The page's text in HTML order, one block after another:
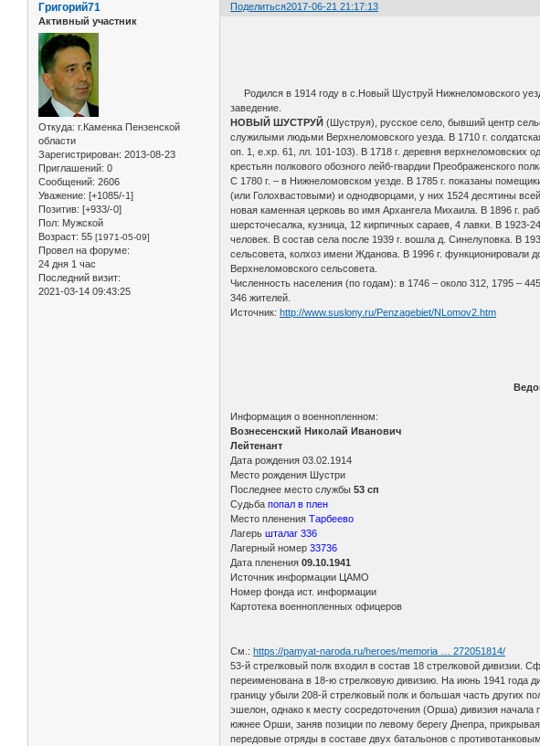
Поделиться2017-06-21 21:17:13
Григорий71
Активный участник
Откуда: г.Каменка Пензенской
области
Зарегистрирован: 2013-08-23
Приглашений: 0
Сообщений: 2606
Уважение: [+1085/-1]
Позитив: [+933/-0]
Пол: Мужской
Возраст: 55 [1971-05-09]
Провел на форуме:
24 дня 1 час
Последний визит:
2021-03-14 09:43:25
Родился в 1914 году в с.Новый Шуструй Нижнеломовского
заведение.
НОВЫЙ ШУСТРУЙ(Шуструя), русское село, бывший центр
служилыми людьми Верхнеломовского уезда. В 1710 г.
оп. 1, е.хр. 61, лл. 101-103). В 1718 г. деревня верхнеломовских
крестьян полкового обозного лейб-гвардии Преображенского
С 1780 г. – в Нижнеломовском уезде. В 1785 г. показаны
(или Голохвастовыми) и однодворцами, у них 1524 десятины
новая каменная церковь во имя Архангела Михаила. В 1896 г.
шерсточесалка, кузница, 12 кирпичных сараев, 4 лавки. В
человек. В состав села после 1939 г. вошла д. Синелуповка. В
сельсовета, колхоз имени Жданова. В 1996 г. функционировали
Верхнеломовского сельсовета.
Численность населения (по годам): в 1746 – около 312, 1795 –
346 жителей.
Источник:http://www.suslony.ru/Penzagebiet/NLomov2.htm
Информация о военнопленном:
Вознесенский Николай Иванович
Лейтенант
Дата рождения 03.02.1914
Место рождения Шустри
Последнее место службы53 сп
Судьбапопал в плен
Место плененияТарбеево
Лагерьшталаг 336
Лагерный номер33736
Дата пленения 09.10.1941
Источник информации ЦАМО
Номер фонда ист. информации
Картотека военнопленных офицеров
См.: https://pamyat-naroda.ru/heroes/memoria … 272051814/
53-й стрелковый полк входил в состав 18 стрелковой дивизии.
переименована в 18-ю стрелковую дивизию. На июнь 1941 года
границу убыли 208-й стрелковый полк и большая часть других
эшелон, однако к месту сосредоточения (Орша) дивизия
южнее Орши, заняв позиции по левому берегу Днепра,
передовые отряды в составе двух батальонов с